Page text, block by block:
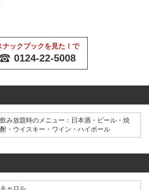
ナックブックを見た！で
0124-22-5008
飲み放題時のメニュー：日本酒・ビール・焼
酎・ウイスキー・ワイン・ハイボール
キャロル